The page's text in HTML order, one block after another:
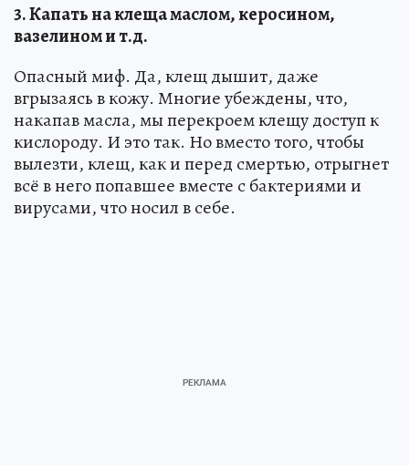
3. Капать на клеща маслом, керосином,
вазелином и т.д.
Опасный миф. Да, клещ дышит, даже
вгрызаясь в кожу. Многие убеждены, что,
накапав масла, мы перекроем клещу доступ к
кислороду. И это так. Но вместо того, чтобы
вылезти, клещ, как и перед смертью, отрыгнет
всё в него попавшее вместе с бактериями и
вирусами, что носил в себе.